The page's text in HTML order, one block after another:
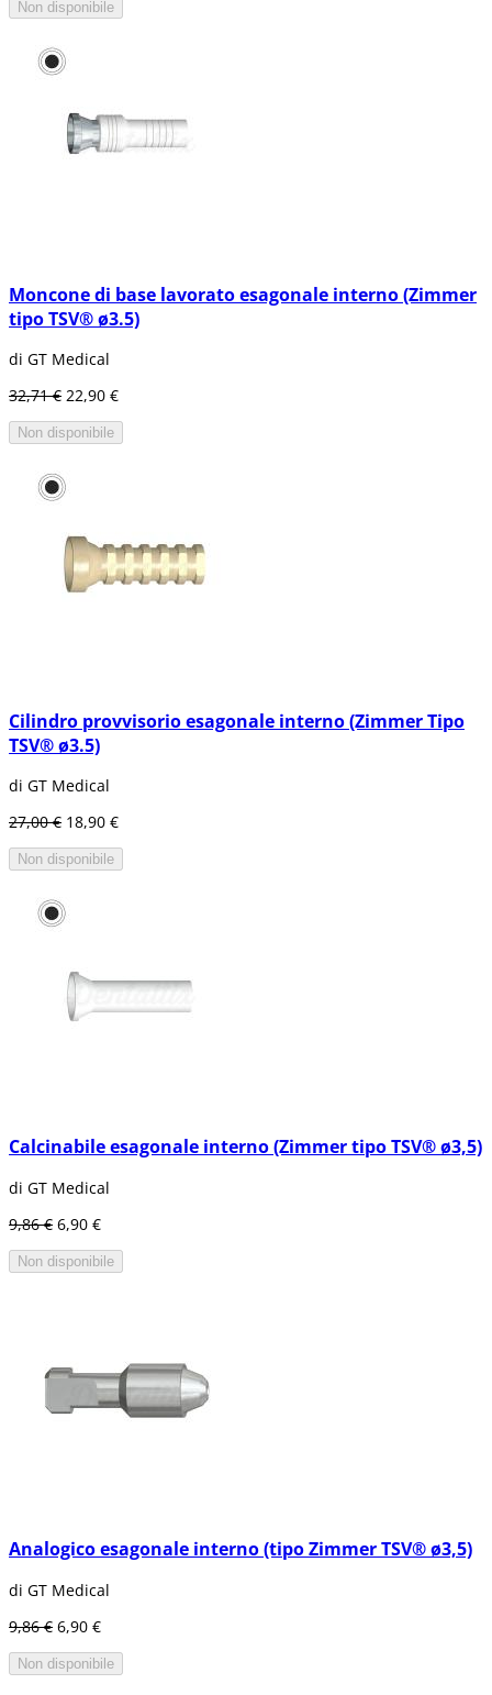
Non disponibile
Moncone di base lavorato esagonale interno (Zimmer
tipo TSV® ø3.5)
di GT Medical
32,71 € 22,90 €
Non disponibile
Cilindro provvisorio esagonale interno (Zimmer Tipo
TSV® ø3.5)
di GT Medical
27,00 € 18,90 €
Non disponibile
Calcinabile esagonale interno (Zimmer tipo TSV® ø3,5)
di GT Medical
9,86 € 6,90 €
Non disponibile
Analogico esagonale interno (tipo Zimmer TSV® ø3,5)
di GT Medical
9,86 € 6,90 €
Non disponibile